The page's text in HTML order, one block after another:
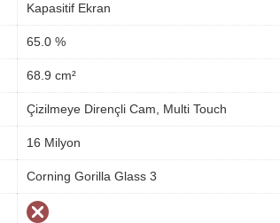
Kapasitif Ekran
65.0 %
68.9 cm²
Çizilmeye Dirençli Cam, Multi Touch
16 Milyon
Corning Gorilla Glass 3